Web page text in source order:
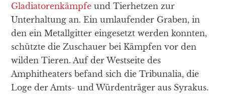
Gladiatorenkämpfe und Tierhetzen zur
Unterhaltung an. Ein umlaufender Graben, in
den ein Metallgitter eingesetzt werden konnten,
schützte die Zuschauer bei Kämpfen vor den
wilden Tieren. Auf der Westseite des
Amphitheaters befand sich die Tribunalia, die
Loge der Amts- und Würdenträger aus Syrakus.